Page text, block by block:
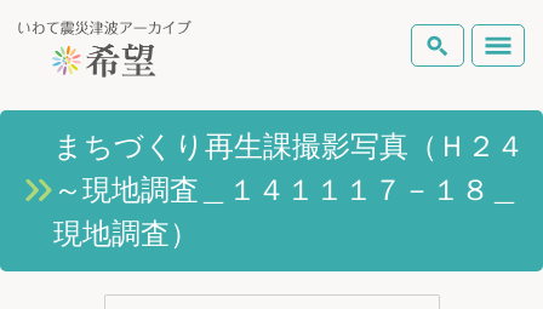
いわて震災津波アーカイブとは
岩手県の被害状況
検索
テーマから探す
まちづくり再生課撮影写真（Ｈ２４
～現地調査＿１４１１１７－１８＿
現地調査）